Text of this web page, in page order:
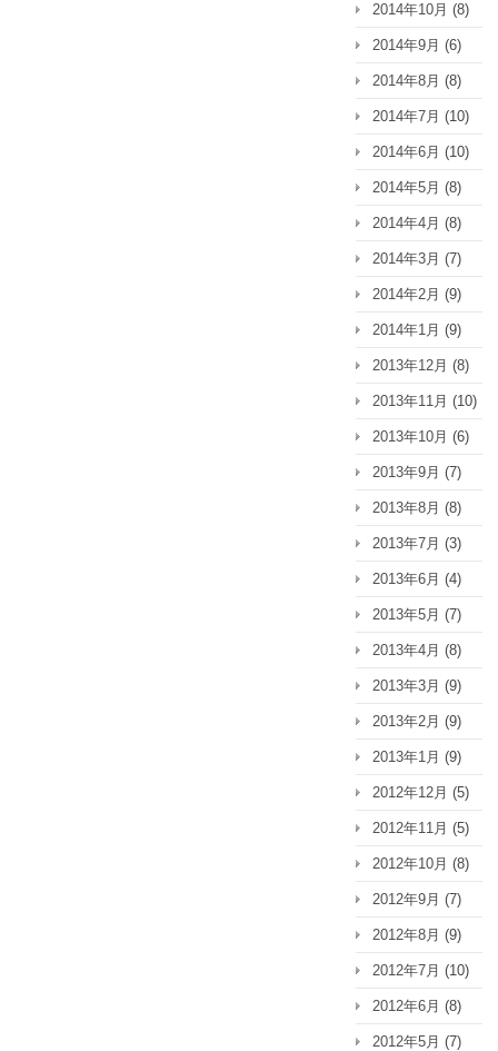
2014年10月 (8)
2014年9月 (6)
2014年8月 (8)
2014年7月 (10)
2014年6月 (10)
2014年5月 (8)
2014年4月 (8)
2014年3月 (7)
2014年2月 (9)
2014年1月 (9)
2013年12月 (8)
2013年11月 (10)
2013年10月 (6)
2013年9月 (7)
2013年8月 (8)
2013年7月 (3)
2013年6月 (4)
2013年5月 (7)
2013年4月 (8)
2013年3月 (9)
2013年2月 (9)
2013年1月 (9)
2012年12月 (5)
2012年11月 (5)
2012年10月 (8)
2012年9月 (7)
2012年8月 (9)
2012年7月 (10)
2012年6月 (8)
2012年5月 (7)